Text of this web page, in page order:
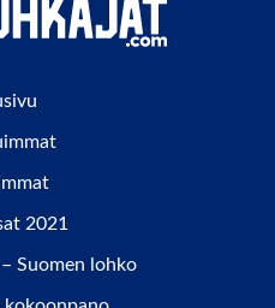
2021
Suomen lohko